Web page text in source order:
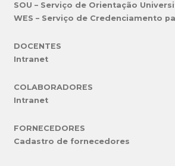
SOU – Serviço de Orientação
WES – Serviço de Credenciamento
DOCENTES
Intranet
COLABORADORES
Intranet
FORNECEDORES
Cadastro de fornecedores